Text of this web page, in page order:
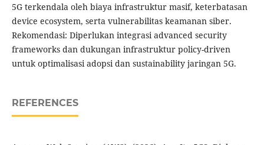
5G terkendala oleh biaya infrastruktur masif, keterbatasan
device ecosystem, serta vulnerabilitas keamanan siber.
Rekomendasi: Diperlukan integrasi advanced security
frameworks dan dukungan infrastruktur policy-driven
untuk optimalisasi adopsi dan sustainability jaringan 5G.
REFERENCES